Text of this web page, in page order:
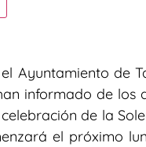
Ayuntamiento de
informado de
de la
el próximo